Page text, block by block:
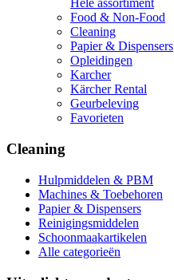
Hele assortiment
Food & Non-Food
Cleaning
Papier & Dispensers
Opleidingen
Karcher
Kärcher Rental
Geurbeleving
Favorieten
Cleaning
Hulpmiddelen & PBM
Machines & Toebehoren
Papier & Dispensers
Reinigingsmiddelen
Schoonmaakartikelen
Alle categorieën